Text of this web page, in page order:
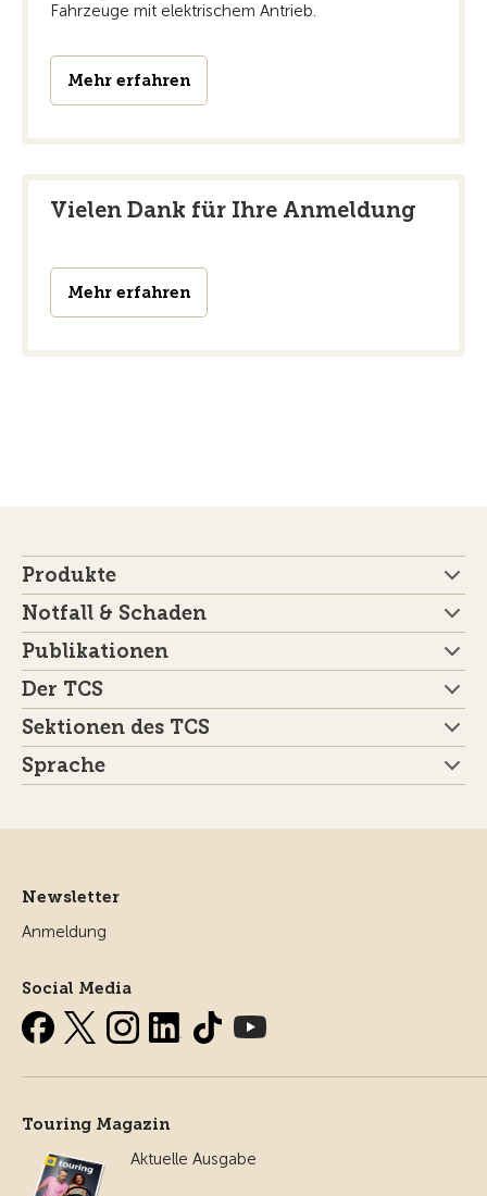
Fahrzeuge mit elektrischem Antrieb.
Mehr erfahren
Vielen Dank für Ihre Anmeldung
Mehr erfahren
Produkte
Notfall & Schaden
Publikationen
Der TCS
Sektionen des TCS
Sprache
Newsletter
Anmeldung
Social Media
Touring Magazin
Aktuelle Ausgabe